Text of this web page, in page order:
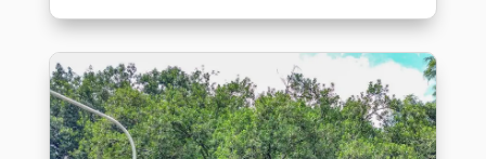
bioseguridad.